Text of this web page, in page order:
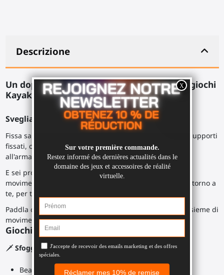
Descrizione
Un doppio sciabola Pico 4 per BeatSaber o giochi
Kayak VR.
Sveglia il tuo guerriero interiore.
Fissa saldamente i tuoi controller Pico 4 all'interno dei supporti
fissati, con il cinturino da polso dei controller intorno
all'armatura del ProSaber.
E sei pronto a liberare il tuo stile in un'esplosione di
movimento, facendo roteare il ProSaber tra le mani o intorno a
te, per tagliare attraverso i cubi.
Paddla come un matto nel tuo kayak virtuale, con un insieme di
movimenti realistici senza farti male alle spalle.
Giochi consigliati:
🗡️ Sfoggia la tua doppia lama ProSaber in:
Beat Saber